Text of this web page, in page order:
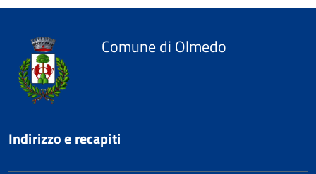
Comune di Olmedo
Indirizzo e recapiti